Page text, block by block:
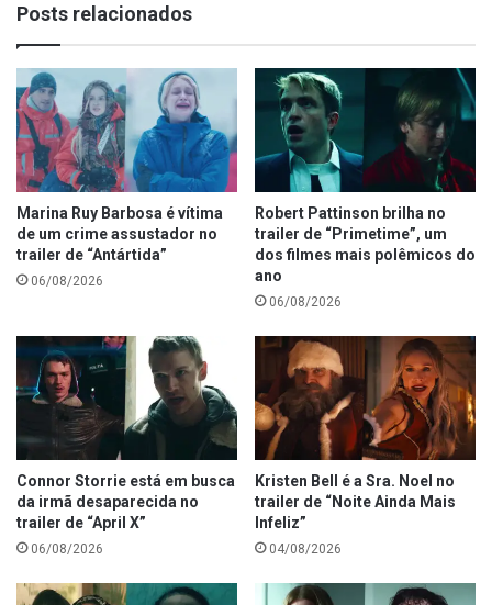
Posts relacionados
Marina Ruy Barbosa é vítima
de um crime assustador no
trailer de “Antártida”
06/08/2026
Robert Pattinson brilha no
trailer de “Primetime”, um
dos filmes mais polêmicos do
ano
06/08/2026
Connor Storrie está em busca
da irmã desaparecida no
trailer de “April X”
06/08/2026
Kristen Bell é a Sra. Noel no
trailer de “Noite Ainda Mais
Infeliz”
04/08/2026